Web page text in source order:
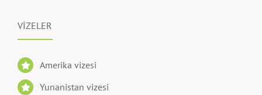
VİZELER
Amerika vizesi
Yunanistan vizesi